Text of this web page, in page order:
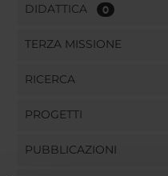
DIDATTICA 0
TERZA MISSIONE
RICERCA
PROGETTI
PUBBLICAZIONI